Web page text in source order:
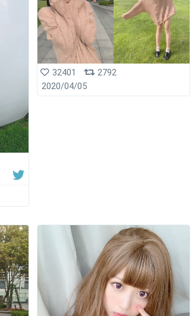
32401
2792
2020/04/05